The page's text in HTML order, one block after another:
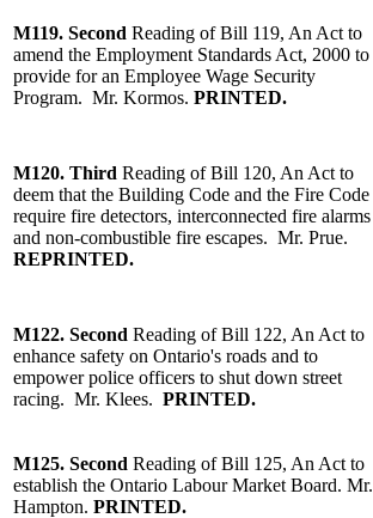
M119. Second Reading ofBill 119, An Act to
amend the Employment Standards Act, 2000 to
provide for an Employee Wage Security
Program. Mr. Kormos. PRINTED.
M120. Third Reading of Bill 120, An Act to
deem that the Building Code and the Fire Code
require fire detectors, interconnected fire alarms
and non-combustible fire escapes. Mr. Prue.
REPRINTED.
M122. Second Reading of Bill 122, An Act to
enhance safety on Ontario's roads and to
empower police officers to shut down street
racing. Mr. Klees. PRINTED.
M125. Second Reading ofBill 125, An Act to
establish the Ontario Labour Market Board. Mr.
Hampton. PRINTED.